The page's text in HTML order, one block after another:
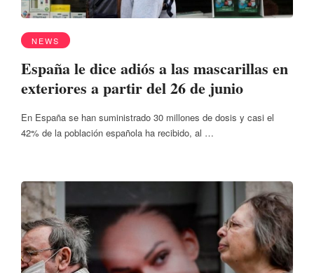
NEWS
España le dice adiós a las mascarillas en
exteriores a partir del 26 de junio
En España se han suministrado 30 millones de dosis y casi el
42% de la población española ha recibido, al …